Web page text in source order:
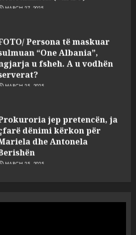
MARCH 27, 2025
Persona të maskuar
“One Albania”,
u fsheh. A u vodhën
MARCH 25, 2025
jep pretencën, ja
dënimi kërkon për
dhe Antonela
MARCH 25, 2025